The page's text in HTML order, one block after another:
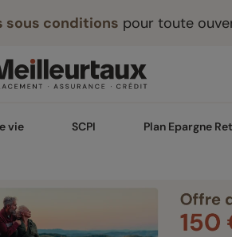
conditions pour toute
vie SCPI Plan Epargne